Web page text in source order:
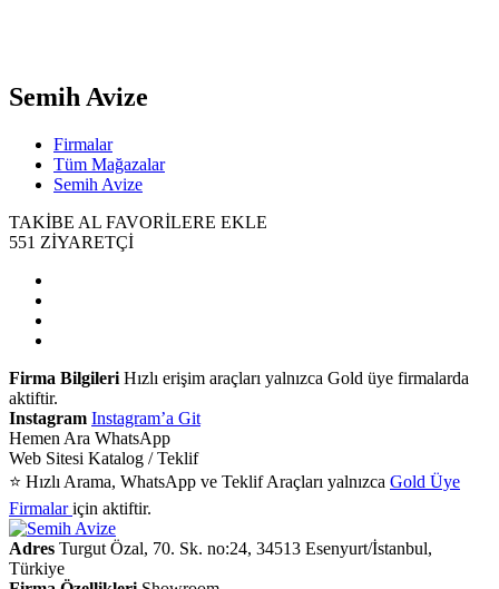
Semih Avize
Firmalar
Tüm Mağazalar
Semih Avize
TAKİBE AL FAVORİLERE EKLE
551 ZİYARETÇİ
Firma Bilgileri Hızlı erişim araçları yalnızca Gold üye firmalarda
aktiftir.
Instagram Instagram’a Git
Hemen Ara WhatsApp
Web Sitesi Katalog / Teklif
⭐ Hızlı Arama, WhatsApp ve Teklif Araçları yalnızca Gold Üye
Firmalariçin aktiftir.
Adres Turgut Özal, 70. Sk. no:24, 34513 Esenyurt/İstanbul,
Türkiye